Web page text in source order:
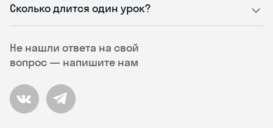
Не нашли ответа на свой
вопрос — напишите нам
Сколько длится один урок?